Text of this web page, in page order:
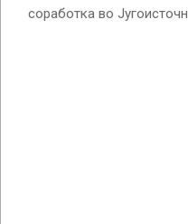
соработка во